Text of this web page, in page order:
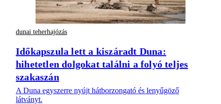
dunai teherhajózás
Időkapszula lett a kiszáradt Duna:
hihetetlen dolgokat találni a folyó teljes
szakaszán
A Duna egyszerre nyújt hátborzongató és lenyűgöző
látványt.